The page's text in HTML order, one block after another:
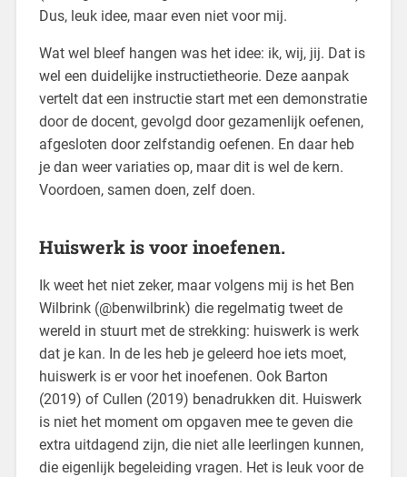
Dus, leuk idee, maar even niet voor mij.
Wat wel bleef hangen was het idee: ik, wij, jij. Dat is
wel een duidelijke instructietheorie. Deze aanpak
vertelt dat een instructie start met een demonstratie
door de docent, gevolgd door gezamenlijk oefenen,
afgesloten door zelfstandig oefenen. En daar heb
je dan weer variaties op, maar dit is wel de kern.
Voordoen, samen doen, zelf doen.
Huiswerk is voor inoefenen.
Ik weet het niet zeker, maar volgens mij is het Ben
Wilbrink (@benwilbrink) die regelmatig tweet de
wereld in stuurt met de strekking: huiswerk is werk
dat je kan. In de les heb je geleerd hoe iets moet,
huiswerk is er voor het inoefenen. Ook Barton
(2019) of Cullen (2019) benadrukken dit. Huiswerk
is niet het moment om opgaven mee te geven die
extra uitdagend zijn, die niet alle leerlingen kunnen,
die eigenlijk begeleiding vragen. Het is leuk voor de